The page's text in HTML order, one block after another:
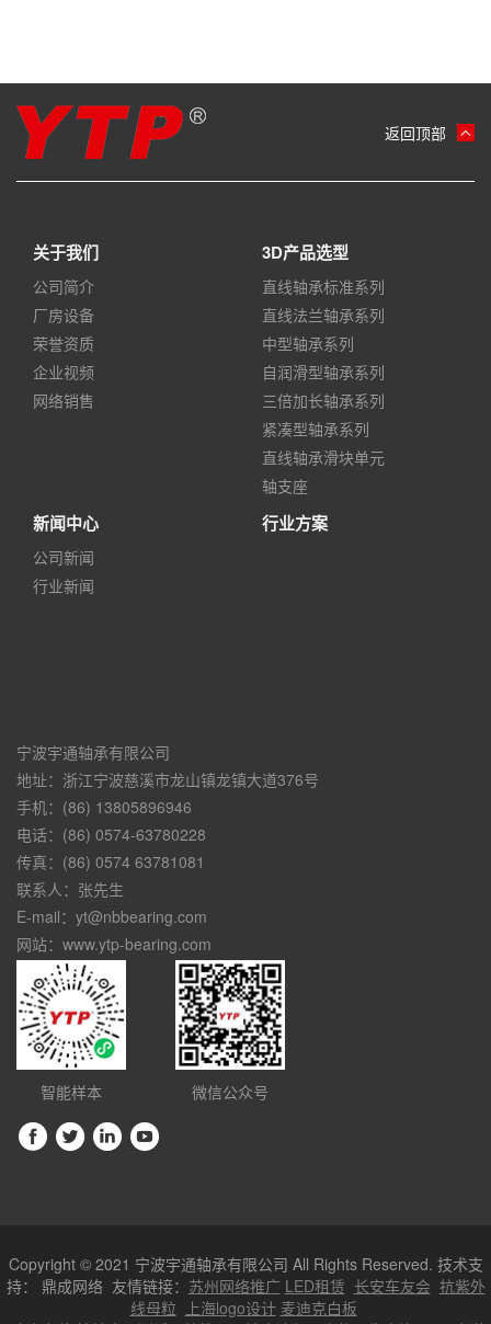
返回顶部
关于我们
公司简介
厂房设备
荣誉资质
企业视频
网络销售
3D产品选型
直线轴承标准系列
直线法兰轴承系列
中型轴承系列
自润滑型轴承系列
三倍加长轴承系列
紧凑型轴承系列
直线轴承滑块单元
轴支座
新闻中心
公司新闻
行业新闻
行业方案
宁波宇通轴承有限公司
地址：浙江宁波慈溪市龙山镇龙镇大道376号
手机：(86) 13805896946
电话：(86) 0574-63780228
传真：(86) 0574 63781081
联系人：张先生
E-mail：yt@nbbearing.com
网站：www.ytp-bearing.com
智能样本 微信公众号
Copyright © 2021 宁波宇通轴承有限公司 All Rights Reserved. 技术支
持： 鼎成网络友情链接： 苏州网络推广 LED租赁 长安车友会 抗紫外
线母粒
上海logo设计 麦迪克白板